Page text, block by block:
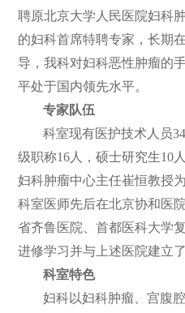
聘原北京大学人民医院妇科
的妇科首席特聘专家，长期
导，我科对妇科恶性肿瘤的
平处于国内领先水平。
专家队伍
科室现有医护技术人员
级职称16人，硕士研究生10
妇科肿瘤中心主任崔恒教授
科室医师先后在北京协和医
省齐鲁医院、首都医科大学
进修学习并与上述医院建立
科室特色
妇科以妇科肿瘤、宫腹